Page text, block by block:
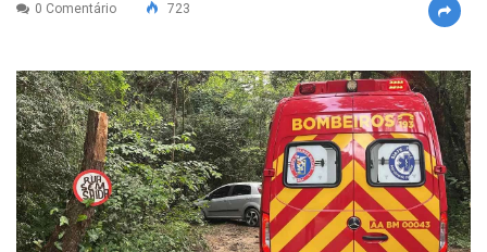
0 Comentário 723